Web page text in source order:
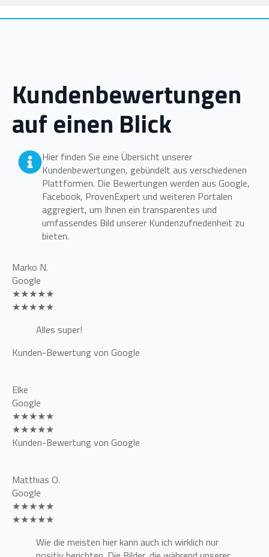
Kundenbewertungen
auf einen Blick
Hier finden Sie eine Übersicht unserer
Kundenbewertungen, gebündelt aus verschiedenen
Plattformen. Die Bewertungen werden aus Google,
Facebook, ProvenExpert und weiteren Portalen
aggregiert, um Ihnen ein transparentes und
umfassendes Bild unserer Kundenzufriedenheit zu
bieten.
Marko N.
Google
★★★★★
★★★★★
Alles super!
Kunden-Bewertung von Google
Elke
Google
★★★★★
★★★★★
Kunden-Bewertung von Google
Matthias O.
Google
★★★★★
★★★★★
Wie die meisten hier kann auch ich wirklich nur